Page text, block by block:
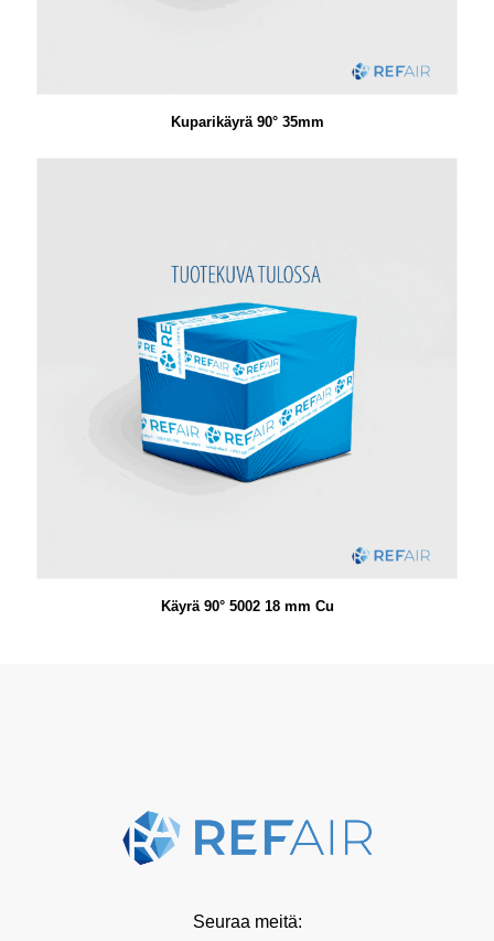
Kuparikäyrä 90° 35mm
Käyrä 90° 5002 18 mm Cu
Seuraa meitä: